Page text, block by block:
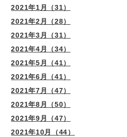
2021年1月（31）
2021年2月（28）
2021年3月（31）
2021年4月（34）
2021年5月（41）
2021年6月（41）
2021年7月（47）
2021年8月（50）
2021年9月（47）
2021年10月（44）